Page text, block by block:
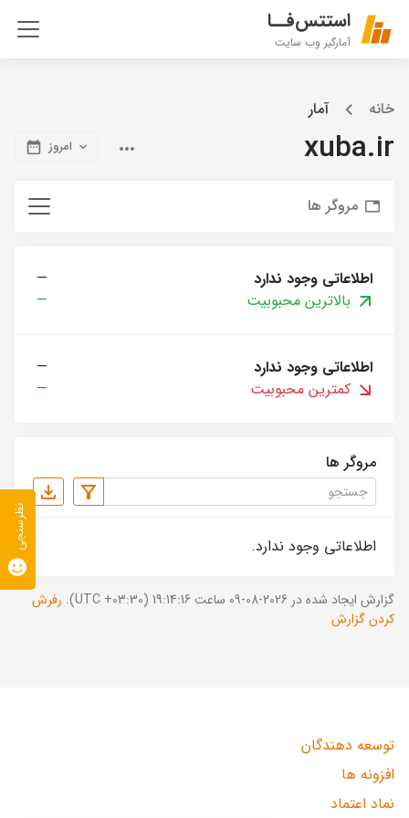
استتس‌فــا
آمارگیر وب سایت
خانه آمار
xuba.ir امروز
مروگر ها
اطلاعاتی وجود ندارد
—
بالاترین محبوبیت
—
اطلاعاتی وجود ندارد
—
کمترین محبوبیت
—
مروگر ها
اطلاعاتی وجود ندارد.
گزارش ایجاد شده در 2026-08-09 ساعت 19:14:16 (UTC +03:30).
رفرش
کردن گزارش
توسعه دهندگان
افزونه ها
نماد اعتماد
نظرسنجی